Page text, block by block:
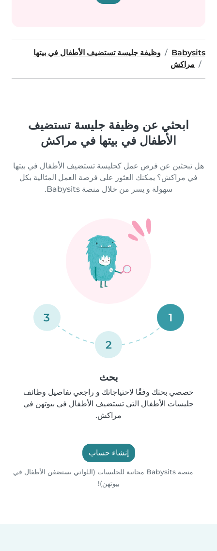
Babysits
وظيفة جليسة تستضيف الأطفال في بيتها
مراكش
ابحثي عن وظيفة جليسة تستضيف
الأطفال في بيتها في مراكش
هل تبحثين عن فرص عمل كجليسة تستضيف الأطفال في بيتها
في مراكش؟ يمكنك العثور على فرصة العمل المثالية بكل
سهولة و يسر من خلال منصة Babysits.
1
2
3
بحث
خصصي بحثك وفقًا لاحتياجاتك و راجعي تفاصيل وظائف
جليسات الأطفال التي تستضيف الأطفال في بيوتهن في
مراكش.
إنشاء حساب
منصة Babysits مجانية للجليسات (اللواتي يستضفن الأطفال في
بيوتهن)!